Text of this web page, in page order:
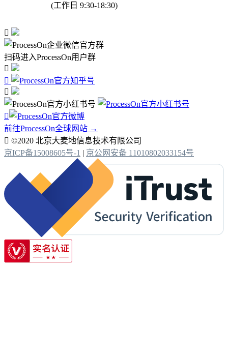
(工作日 9:30-18:30)

扫码进入ProcessOn用户群




前往ProcessOn全球网站 →
 ©2020 北京大麦地信息技术有限公司
京ICP备15008605号-1 | 京公网安备 11010802033154号